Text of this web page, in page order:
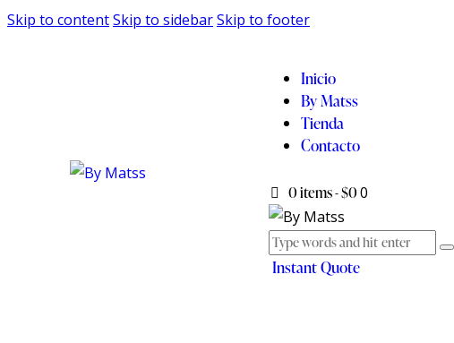
Skip to contentSkip to sidebarSkip to footer
Inicio
By Matss
Tienda
Contacto
0 items-$00
Instant Quote